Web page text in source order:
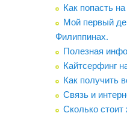
Как попасть
Мой первый
Филиппинах.
Полезная
Кайтсерфинг
Как получить
Связь и
Сколько